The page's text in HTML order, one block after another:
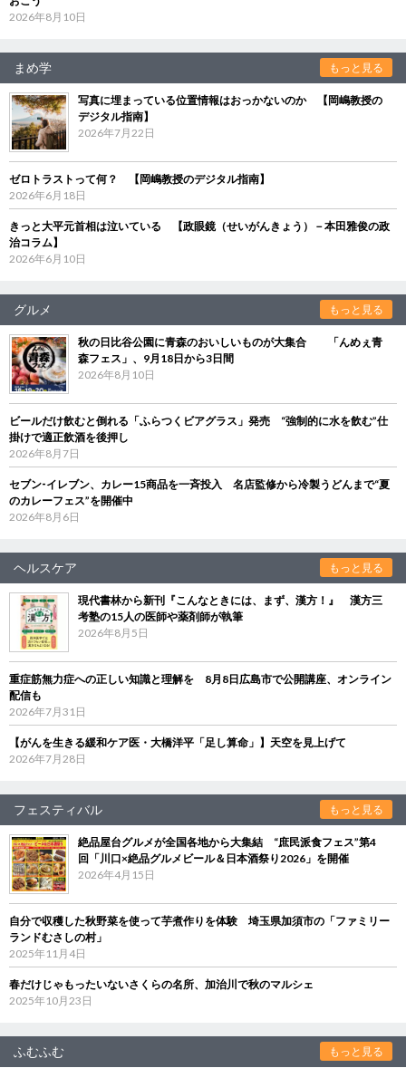
2026年8月10日
まめ学 もっと見る
写真に埋まっている位置情報はおっかないのか 【岡嶋教授の
デジタル指南】
2026年7月22日
ゼロトラストって何？ 【岡嶋教授のデジタル指南】
2026年6月18日
きっと大平元首相は泣いている 【政眼鏡（せいがんきょう）－本田雅俊の政
治コラム】
2026年6月10日
グルメ もっと見る
秋の日比谷公園に青森のおいしいものが大集合 「んめぇ青
森フェス」、9月18日から3日間
2026年8月10日
ビールだけ飲むと倒れる「ふらつくビアグラス」発売 “強制的に水を飲む”仕
掛けで適正飲酒を後押し
2026年8月7日
セブン‐イレブン、カレー15商品を一斉投入 名店監修から冷製うどんまで“夏
のカレーフェス”を開催中
2026年8月6日
ヘルスケア もっと見る
現代書林から新刊『こんなときには、まず、漢方！』 漢方三
考塾の15人の医師や薬剤師が執筆
2026年8月5日
重症筋無力症への正しい知識と理解を 8月8日広島市で公開講座、オンライン
配信も
2026年7月31日
【がんを生きる緩和ケア医・大橋洋平「足し算命」】天空を見上げて
2026年7月28日
フェスティバル もっと見る
絶品屋台グルメが全国各地から大集結 “庶民派食フェス”第4
回「川口×絶品グルメビール＆日本酒祭り2026」を開催
2026年4月15日
自分で収穫した秋野菜を使って芋煮作りを体験 埼玉県加須市の「ファミリー
ランドむさしの村」
2025年11月4日
春だけじゃもったいないさくらの名所、加治川で秋のマルシェ
2025年10月23日
ふむふむ もっと見る